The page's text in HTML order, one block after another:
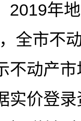
2019年
全市不
不动产
实价登